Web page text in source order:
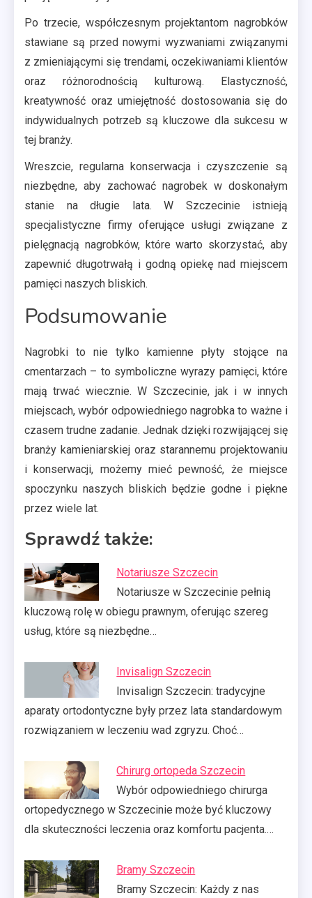
Po trzecie, współczesnym projektantom nagrobków
stawiane są przed nowymi wyzwaniami związanymi
z zmieniającymi się trendami, oczekiwaniami klientów
oraz różnorodnością kulturową. Elastyczność,
kreatywność oraz umiejętność dostosowania się do
indywidualnych potrzeb są kluczowe dla sukcesu w
tej branży.
Wreszcie, regularna konserwacja i czyszczenie są
niezbędne, aby zachować nagrobek w doskonałym
stanie na długie lata. W Szczecinie istnieją
specjalistyczne firmy oferujące usługi związane z
pielęgnacją nagrobków, które warto skorzystać, aby
zapewnić długotrwałą i godną opiekę nad miejscem
pamięci naszych bliskich.
Podsumowanie
Nagrobki to nie tylko kamienne płyty stojące na
cmentarzach – to symboliczne wyrazy pamięci, które
mają trwać wiecznie. W Szczecinie, jak i w innych
miejscach, wybór odpowiedniego nagrobka to ważne i
czasem trudne zadanie. Jednak dzięki rozwijającej się
branży kamieniarskiej oraz starannemu projektowaniu
i konserwacji, możemy mieć pewność, że miejsce
spoczynku naszych bliskich będzie godne i piękne
przez wiele lat.
Sprawdź także:
Notariusze Szczecin
Notariusze w Szczecinie pełnią
kluczową rolę w obiegu prawnym, oferując szereg
usług, które są niezbędne…
Invisalign Szczecin
Invisalign Szczecin: tradycyjne
aparaty ortodontyczne były przez lata standardowym
rozwiązaniem w leczeniu wad zgryzu. Choć…
Chirurg ortopeda Szczecin
Wybór odpowiedniego chirurga
ortopedycznego w Szczecinie może być kluczowy
dla skuteczności leczenia oraz komfortu pacjenta.…
Bramy Szczecin
Bramy Szczecin: Każdy z nas